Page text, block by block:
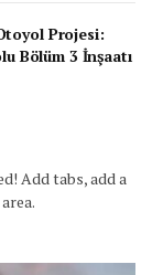
Projesi:
Bölüm 3 İnşaatı
Add tabs, add a